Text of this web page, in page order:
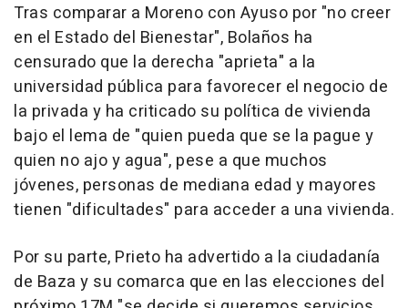
Tras comparar a Moreno con Ayuso por "no creer
en el Estado del Bienestar", Bolaños ha
censurado que la derecha "aprieta" a la
universidad pública para favorecer el negocio de
la privada y ha criticado su política de vivienda
bajo el lema de "quien pueda que se la pague y
quien no ajo y agua", pese a que muchos
jóvenes, personas de mediana edad y mayores
tienen "dificultades" para acceder a una vivienda.
Por su parte, Prieto ha advertido a la ciudadanía
de Baza y su comarca que en las elecciones del